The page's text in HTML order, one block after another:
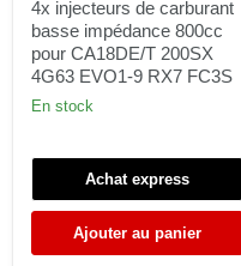
carburant
basse
impédance
800cc
pour
CA18DE/T
EVO1-
RX7
FC3S
4x injecteurs de carburant
basse impédance 800cc
pour CA18DE/T 200SX
4G63 EVO1-9 RX7 FC3S
En stock
Achat express
Ajouter au panier